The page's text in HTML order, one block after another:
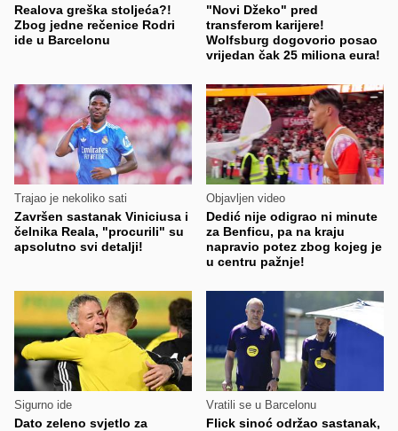
Realova greška stoljeća?!
Zbog jedne rečenice Rodri
ide u Barcelonu
"Novi Džeko" pred
transferom karijere!
Wolfsburg dogovorio posao
vrijedan čak 25 miliona eura!
Trajao je nekoliko sati
Završen sastanak Viniciusa i
čelnika Reala, "procurili" su
apsolutno svi detalji!
Objavljen video
Dedić nije odigrao ni minute
za Benficu, pa na kraju
napravio potez zbog kojeg je
u centru pažnje!
Sigurno ide
Dato zeleno svjetlo za
Vratili se u Barcelonu
Flick sinoć održao sastanak,